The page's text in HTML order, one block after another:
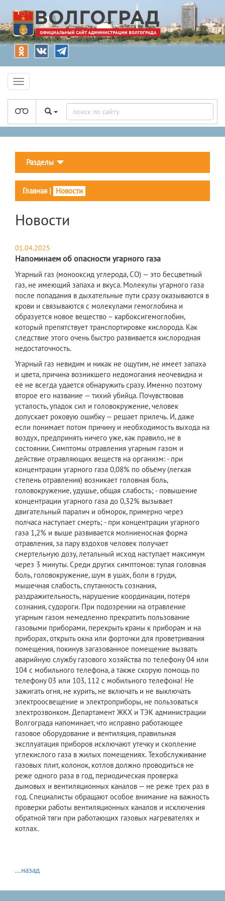
Разделы
Главная | Новости
Новости
01.04.2025
Напоминаем об опасности угарного газа
Угарный газ (монооксид углерода, СО) — это бесцветный
газ, не имеющий запаха и вкуса. Молекулы угарного газа
после попадания в дыхательные пути сразу оказываются в
крови и связываются с молекулами гемоглобина и
образуется новое вещество – карбоксигемоглобин,
который препятствует транспортировке кислорода. Как
следствие этого очень быстро развивается кислородная
недостаточность.
Угарный газ невидим и никак не ощутим, не имеет запаха
и цвета, причина возникшего недомогания неочевидна и
её не всегда удается обнаружить сразу. Именно поэтому
второе его название — тихий убийца. Почувствовав
усталость, упадок сил и головокружение, человек
допускает роковую ошибку — решает прилечь. И, даже
если понимает потом причину и необходимость выхода на
воздух, предпринять ничего уже, как правило, не в
состоянии. Симптомы отравления угарным газом и
действие отравляющих веществ на организм: - при
концентрации угарного газа 0,08% по объёму (легкая
степень отравления) возникает головная боль,
головокружение, удушье, общая слабость; - повышение
концентрации угарного газа до 0,32% вызывает
двигательный паралич и обморок, примерно через
полчаса наступает смерть; - при концентрации угарного
газа 1,2% и выше развивается молниеносная форма
отравления, за пару вздохов человек получает
смертельную дозу, летальный исход наступает максимум
через 3 минуты. Среди других симптомов: тупая головная
боль, головокружение, шум в ушах, боли в груди,
мышечная слабость, спутанность сознания,
раздражительность, нарушение координации, потеря
сознания, судороги. При подозрении на отравление
угарным газом немедленно прекратить пользование
газовыми приборами, перекрыть краны к приборам и на
приборах, открыть окна или форточки для проветривания
помещения, покинув загазованное помещение вызвать
аварийную службу газового хозяйства по телефону 04 или
104 с мобильного телефона, а также скорую помощь по
телефону 03 или 103, 112 с мобильного телефона! Не
зажигать огня, не курить, не включать и не выключать
электроосвещение и электроприборы, не пользоваться
электрозвонком. Департамент ЖКХ и ТЭК администрации
Волгограда напоминает, что исправно работающее
газовое оборудование и вентиляция, правильная
эксплуатация приборов исключают утечку и скопление
углекислого газа в жилых помещениях. Техобслуживание
газовых плит, колонок, котлов должно проводиться не
реже одного раза в год, периодическая проверка
дымовых и вентиляционных каналов — не реже трех раз в
год. Специалисты обращают особое внимание на важность
проверки работы вентиляционных каналов и исключения
обратной тяги при работающих газовых нагревателях и
котлах.
...назад